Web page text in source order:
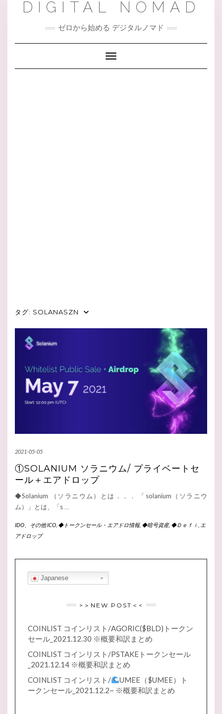
DIGITAL NOMAD
ゼロから始める デジタルノマド
Toggle Navigation
タグ: SOLANASZN
2021-05-05
①SOLANIUM ソラニウム/ プライベートセ
ール＋エアドロップ
◆Solanium （ソラニウム）とは．．． 「solanium（ソラニウ
ム）」とは、「s …
IDO、その他 ICO ◆トークンセール・エアドロ情報, ◆暗号資産, ◆Ｄｅｆｉ
エ
アドロップ
Japanese
>＞NEW POST＜<
COINLIST コインリスト/AGORIC($BLD)トークン
セール_2021.12.30 ※概要和訳まとめ
COINLIST コインリスト/PSTAKEトークンセール
_2021.12.14 ※概要和訳まとめ
COINLIST コインリスト/
UMEE（$UMEE）ト
ークンセール_2021.12.2~ ※概要和訳まとめ